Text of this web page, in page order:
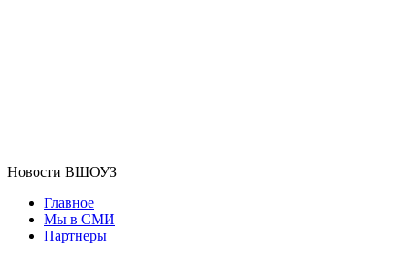
Новости ВШОУЗ
Главное
Мы в СМИ
Партнеры